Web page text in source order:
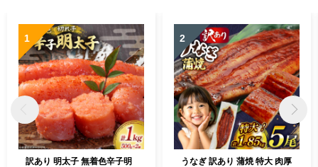
1
訳あり 明太子 無着色辛子明
2
うなぎ 訳あり 蒲焼 特大 肉厚